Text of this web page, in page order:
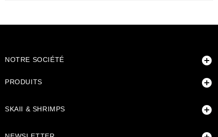
NOTRE SOCIÉTÉ 
PRODUITS 
SKAII & SHRIMPS 